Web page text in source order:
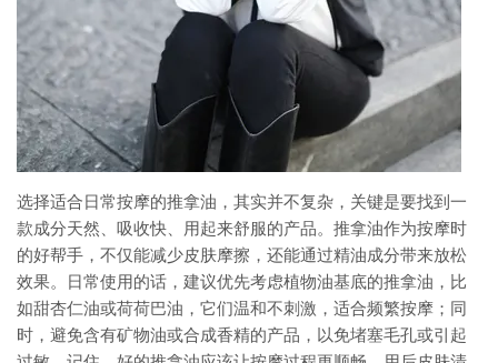
选择适合日常按摩的推拿油，其实并不复杂，关键是要找到一
款成分天然、吸收快、用起来舒服的产品。推拿油作为按摩时
的好帮手，不仅能减少皮肤摩擦，还能通过精油成分带来放松
效果。日常使用的话，建议优先考虑植物油基底的推拿油，比
如甜杏仁油或荷荷巴油，它们温和不刺激，适合频繁按摩；同
时，避免含有矿物油或合成香精的产品，以免堵塞毛孔或引起